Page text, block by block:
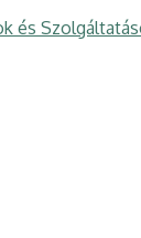
és